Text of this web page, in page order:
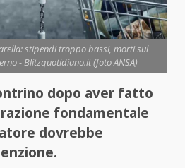
stipendi troppo bassi, morti sul
- Blitzquotidiano.it (foto ANSA)
dopo aver fatto
fondamentale
dovrebbe